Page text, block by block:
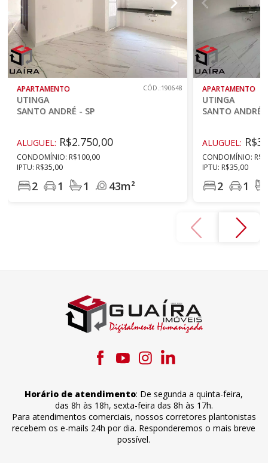
APARTAMENTO
UTINGA
SANTO ANDRÉ - SP
CÓD.:190648
ALUGUEL: R$2.750,00
CONDOMÍNIO: R$100,00
IPTU: R$35,00
2 1 1 43m²
APARTAMENTO
UTINGA
SANTO ANDRÉ
ALUGUEL:
CONDOMÍNIO:
IPTU: R$35,00
2 1
Horário de atendimento: De segunda a quinta-feira,
das 8h às 18h, sexta-feira das 8h às 17h.
Para atendimentos comerciais, nossos corretores plantonistas
recebem os e-mails 24h por dia. Responderemos o mais breve
possível.